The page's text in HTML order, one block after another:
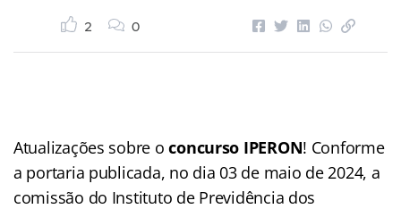
2 0
Atualizações sobre o concurso IPERON! Conforme
a portaria publicada, no dia 03 de maio de 2024, a
comissão do Instituto de Previdência dos